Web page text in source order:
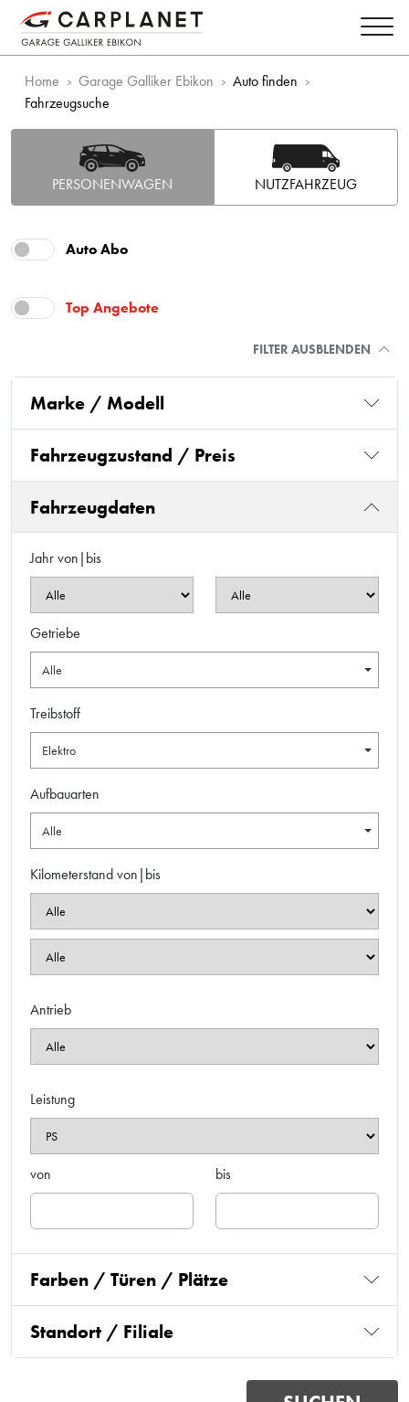
Home Garage Galliker Ebikon
Auto finden
Fahrzeugsuche
PERSONENWAGEN NUTZFAHRZEUG
Auto Abo
Top Angebote
FILTER AUSBLENDEN
Marke / Modell
Fahrzeugzustand / Preis
Fahrzeugdaten
Jahr von|bis
Getriebe
Alle
Treibstoff
Elektro
Aufbauarten
Alle
Kilometerstand von|bis
Antrieb
Leistung
von bis
Farben / Türen / Plätze
Standort / Filiale